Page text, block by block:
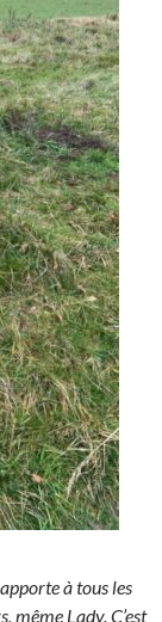
à tous les
même Lady. C’est